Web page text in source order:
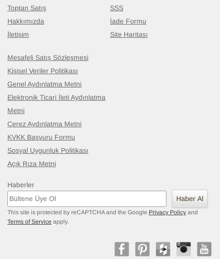
Toptan Satış
Hakkımızda
İletişim
SSS
İade Formu
Site Haritası
Mesafeli Satış Sözleşmesi
Kişisel Veriler Politikası
Genel Aydınlatma Metni
Elektronik Ticari İleti Aydınlatma
Metni
Çerez Aydınlatma Metni
KVKK Başvuru Formu
Sosyal Uygunluk Politikası
Açık Rıza Metni
Haberler
Haber Al
This site is protected by reCAPTCHA and the Google Privacy Policy and
Terms of Service apply.